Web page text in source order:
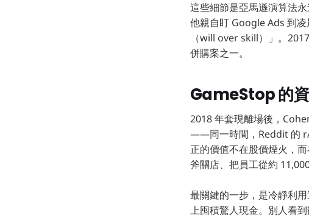
這些細節是亞馬遜演算法
他親自盯 Google Ads 到
（will over skill）」。
併購案之一。
GameStop 的
2018 年套現離場後，
——同一時間，Reddit 的 r/
正的價值不在股價煙火，
斧關店、把員工從約
最關鍵的一步，是冷靜利
上囤積驚人現金。別人看